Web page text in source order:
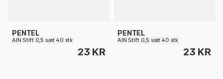
PENTEL
AIN Stift 0,5 sæt 40 stk
23 KR
PENTEL
AIN Stift 0,5 sæt 40 stk
23 KR